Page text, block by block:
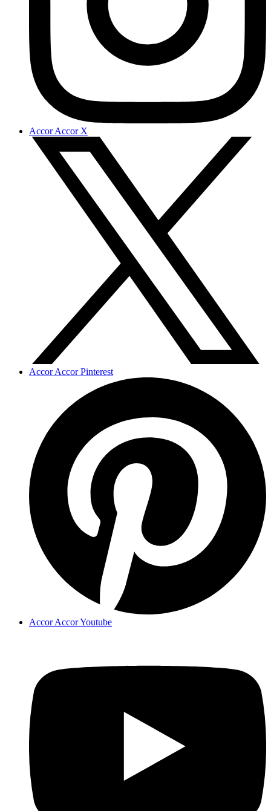
Accor Accor X
Accor Accor Pinterest
Accor Accor Youtube